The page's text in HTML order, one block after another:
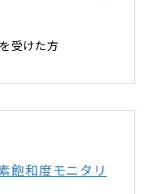
受けた方
飽和度モニタリ